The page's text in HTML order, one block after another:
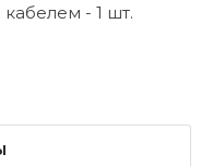
- 1 шт.